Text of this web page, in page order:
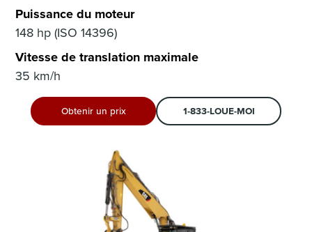
Puissance du moteur
148 hp (ISO 14396)
Vitesse de translation maximale
35 km/h
Obtenir un prix 1-833-LOUE-MOI